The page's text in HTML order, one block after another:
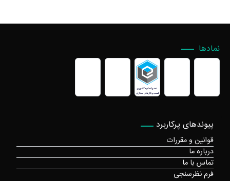
پیوندهای پرکاربرد
قوانین و مقررات
درباره ما
تماس با ما
فرم نظرسنجی
نمادها